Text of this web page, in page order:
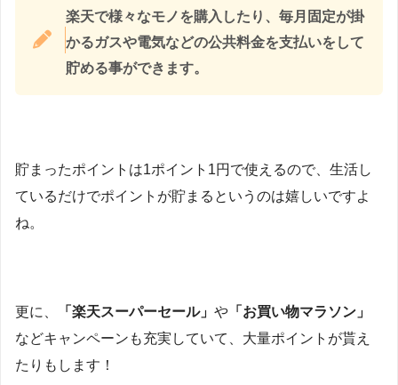
楽天で様々なモノを購入したり、毎月固定が掛
かるガスや電気などの公共料金を支払いをして
貯める事ができます。
貯まったポイントは1ポイント1円で使えるので、生活し
ているだけでポイントが貯まるというのは嬉しいですよ
ね。
更に、 「楽天スーパーセール」 や 「お買い物マラソン」
などキャンペーンも充実していて、大量ポイントが貰え
たりもします！